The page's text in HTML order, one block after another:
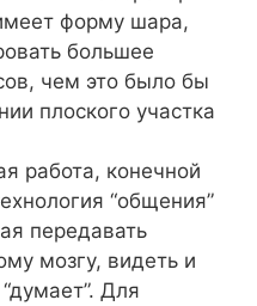
форму шара,
большее
чем это было бы
плоского участка
работа, конечной
“общения”
передавать
мозгу, видеть и
Для